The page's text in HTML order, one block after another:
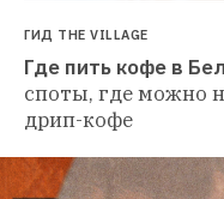
ГИД THE VILLAGE
Где пить кофе в
споты, где можно
дрип-кофе